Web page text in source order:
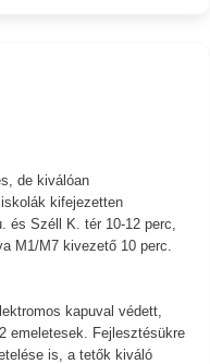
de kiválóan
kifejezetten
és Széll K. tér 10-12 perc,
M1/M7 kivezető 10 perc.
kapuval védett,
emeletesek. Fejlesztésükre
is, a tetők kiváló